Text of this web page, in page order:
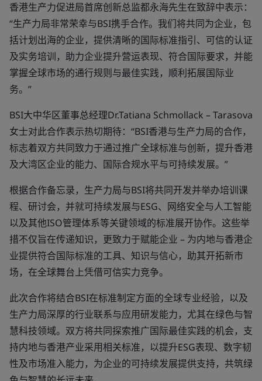
香港生产力促进局首席创新总监都永海先生在致辞中表示：
“生产力局非常荣幸与BSI携手合作。我们将共同为企业，包
括计划出海的企业，提供清晰的国际标准指引、可信的认证
及实务培训，助力企业提升营运表现、符合国际要求，并能
掌握全球市场的通行规则与最佳实践，顺利拓展国际业
务。”
BSI大中华区董事总经理Dr.Tatiana Schmollack – Tarasova
女士对此合作表示热切期待：“BSI香港与生产力局的合作，
标志着双方共同致力于通过推广全球标准与创新，提升香港
及大湾区企业的能力、国际合规水平与可持续发展。”
根据合作备忘录，生产力局与BSI将共同开发并举办培训课
程、研讨会，并就可持续发展与ESG、网络安全与人工智能
以及其他ISO管理体系等关键领域的标准展开协作。这些举
措不仅旨在传递知识，更致力于赋能企业 – 为内地与香港企
业提供符合国际标准的工具、知识与信心，助其开拓新市
场，在全球舞台上凭借可信实力竞争。
此次合作将结合BSI在标准制定方面的全球专业经验，以及
生产力局深厚的行业联系与应用研发能力，尤其在绿色与智
慧科技领域。双方将共同探索推广国际最佳实践的机会，支
持内地与香港产业采用相关标准，以提升ESG表现、数字韧
性及市场准入能力，为企业的可持续发展提供支持，共筑绿